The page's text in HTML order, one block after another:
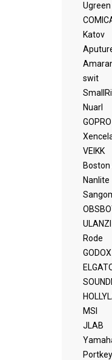
Ugreen
Katov
swit
Nuarl
GOPRO
VEIKK
Nanlite
ULANZI
Rode
GODOX
MSI
JLAB